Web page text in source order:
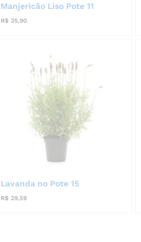
Manjericão Liso Pote 11
R$ 35,90
Lavanda no Pote 15
R$ 29,59